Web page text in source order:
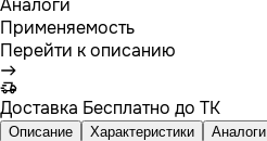
Аналоги
Применяемость
Перейти к описанию
Доставка Бесплатно до ТК
Описание Характеристики Аналоги